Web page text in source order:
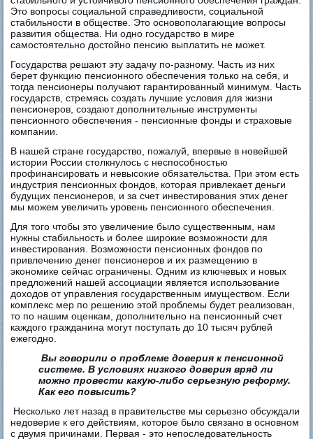
Это вопросы социальной справедливости, социальной
стабильности в обществе. Это основополагающие вопросы
развития общества. Ни одно государство в мире
самостоятельно достойно пенсию выплатить не может.
Государства решают эту задачу по-разному. Часть из них
берет функцию пенсионного обеспечения только на себя, и
тогда пенсионеры получают гарантированный минимум. Часть
государств, стремясь создать лучшие условия для жизни
пенсионеров, создают дополнительные инструменты
пенсионного обеспечения - пенсионные фонды и страховые
компании.
В нашей стране государство, пожалуй, впервые в новейшей
истории России столкнулось с неспособностью
профинансировать и невысокие обязательства. При этом есть
индустрия пенсионных фондов, которая привлекает деньги
будущих пенсионеров, и за счет инвестирования этих денег
мы можем увеличить уровень пенсионного обеспечения.
Для того чтобы это увеличение было существенным, нам
нужны стабильность и более широкие возможности для
инвестирования. Возможности пенсионных фондов по
привлечению денег пенсионеров и их размещению в
экономике сейчас ограничены. Одним из ключевых и новых
предложений нашей ассоциации является использование
доходов от управления государственным имуществом. Если
комплекс мер по решению этой проблемы будет реализован,
то по нашим оценкам, дополнительно на пенсионный счет
каждого гражданина могут поступать до 10 тысяч рублей
ежегодно.
Вы говорили о проблеме доверия к пенсионной
системе. В условиях низкого доверия вряд ли
можно провести какую-либо серьезную реформу.
Как его повысить?
Несколько лет назад в правительстве мы серьезно обсуждали
недоверие к его действиям, которое было связано в основном
с двумя причинами. Первая - это непоследовательность